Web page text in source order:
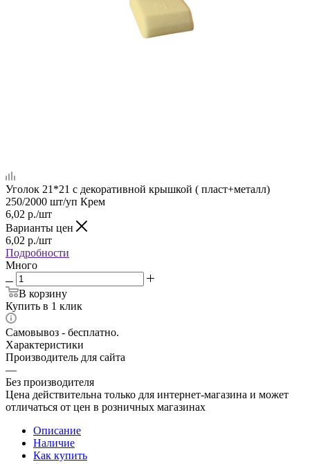
Уголок 21*21 с декоративной крышкой ( пласт+металл)
250/2000 шт/уп Крем
6,02 р./шт
Варианты цен
6,02 р./шт
Подробности
Много
В корзину
Купить в 1 клик
Самовывоз - бесплатно.
Характеристики
Производитель для сайта
—
Без производителя
Цена действительна только для интернет-магазина и может
отличаться от цен в розничных магазинах
Описание
Наличие
Как купить